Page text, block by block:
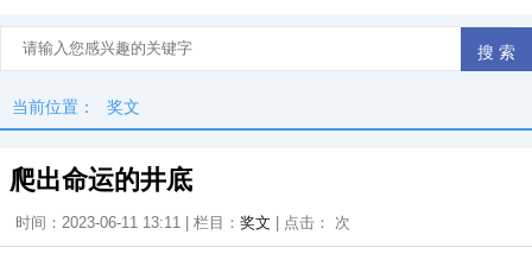
当前位置： 奖文
爬出命运的井底
时间：2023-06-11 13:11 | 栏目： 奖文 | 点击： 次